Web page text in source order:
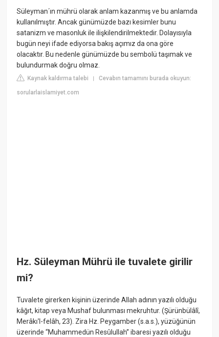
Süleyman´ın mührü olarak anlam kazanmış ve bu anlamda
kullanılmıştır. Ancak günümüzde bazı kesimler bunu
satanizm ve masonluk ile ilişkilendirilmektedir. Dolayısıyla
bugün neyi ifade ediyorsa bakış açımız da ona göre
olacaktır. Bu nedenle günümüzde bu sembolü taşımak ve
bulundurmak doğru olmaz.
Kaynak kaldırma talebi |Cevabın tamamını burada okuyun:
sorularlaislamiyet.com
Hz. Süleyman Mührü ile tuvalete girilir
mi?
Tuvalete girerken kişinin üzerinde Allah adının yazılı olduğu
kâğıt, kitap veya Mushaf bulunması mekruhtur. (Şürünbülâlî,
Merâkı'l-felâh, 23). Zira Hz. Peygamber (s.a.s.), yüzüğünün
üzerinde “Muhammedün Resûlullah” ibaresi yazılı olduğu